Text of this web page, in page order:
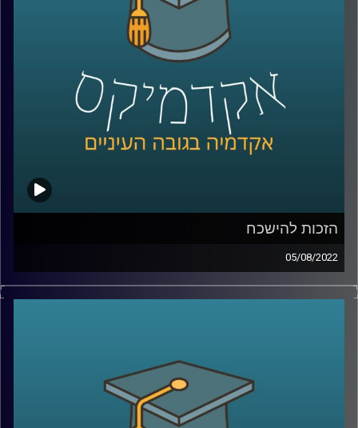
לשיחה עם עו"ד דן חי על פרטיות בעידן הדיגיטל –
לשיחה עם עו"ד דן חי על הזכות להישכח – לחצו כאן
קרדיט תמונות:AudioVersity
הזכות להישכח
05/08/2022
היום יש ילדים שעם היוולדם הוריהם פותחים להם חשבון
אינסטגרם, עיתונים ישנים כבר מזמן לא משמשים לעיטוף
עשור, בלחיצת כפתור. אלו, הובילו את האיחוד האירופי ומדינות
נוספות לעגן בחוקיהם את הזכות להישכח.
מה הזכות הזאת אומרת? איך מאזנים בינה לבין זכות הציבור